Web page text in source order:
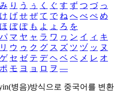
み り う ぅ く ぐ す ず つ づ っ
け げ せ ぜ て で ね へ べ ぺ め
ほ ぼ ぽ も よ ょ ろ を
パ マ ヤ ャ ラ ワ ヮ ン イ ィ キ
リ ウ ゥ ク グ ス ズ ツ ヅ ッ ヌ
ゲ セ ゼ テ デ ヘ ベ ペ メ レ オ
ポ モ ヨ ョ ロ ヲ ―
병음)방식으로 중국어를 변환